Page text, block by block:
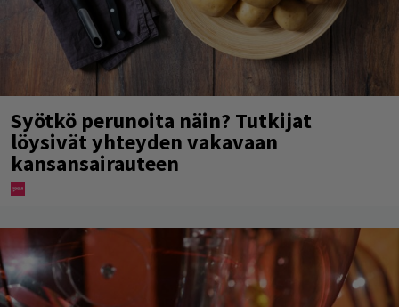
Syötkö perunoita näin? Tutkijat
löysivät yhteyden vakavaan
kansansairauteen